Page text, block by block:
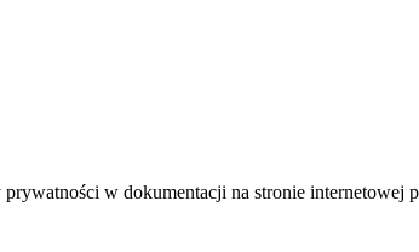
w dokumentacji na stronie internetowej